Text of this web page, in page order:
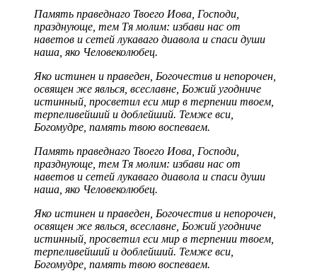
Память праведнаго Твоего Иова, Господи,
празднующе, тем Тя молим: избави нас от
наветов и сетей лукаваго диавола и спаси души
наша, яко Человеколюбец.
Яко истинен и праведен, Богочестив и непорочен,
освящен же явлься, всеславне, Божий угодниче
истинный, просветил еси мир в терпении твоем,
терпеливейший и доблейший. Темже вси,
Богомудре, память твою воспеваем.
Память праведнаго Твоего Иова, Господи,
празднующе, тем Тя молим: избави нас от
наветов и сетей лукаваго диавола и спаси души
наша, яко Человеколюбец.
Яко истинен и праведен, Богочестив и непорочен,
освящен же явлься, всеславне, Божий угодниче
истинный, просветил еси мир в терпении твоем,
терпеливейший и доблейший. Темже вси,
Богомудре, память твою воспеваем.